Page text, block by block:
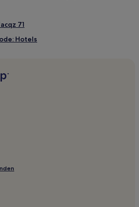
71
Hotels
Centre Europe
Hotels
des Architekten Victor